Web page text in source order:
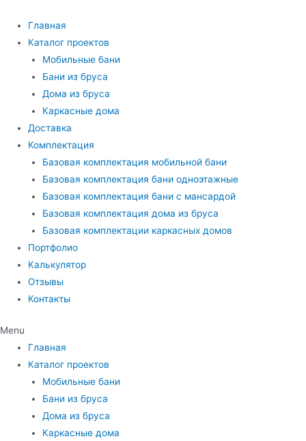
содержимому
Главная
Каталог проектов
Мобильные бани
Бани из бруса
Дома из бруса
Каркасные дома
Доставка
Комплектация
Базовая комплектация мобильной бани
Базовая комплектация бани одноэтажные
Базовая комплектация бани с мансардой
Базовая комплектация дома из бруса
Базовая комплектации каркасных домов
Портфолио
Калькулятор
Отзывы
Контакты
Menu
Главная
Каталог проектов
Мобильные бани
Бани из бруса
Дома из бруса
Каркасные дома